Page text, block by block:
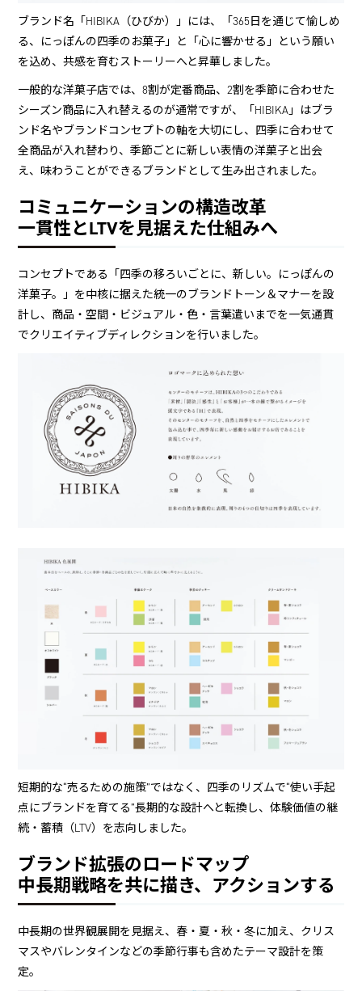
ブランド名「HIBIKA（ひびか）」には、「365日を通じて愉しめ
る、にっぽんの四季のお菓子」と「心に響かせる」という願い
を込め、共感を育むストーリーへと昇華しました。
一般的な洋菓子店では、8割が定番商品、2割を季節に合わせた
シーズン商品に入れ替えるのが通常ですが、「HIBIKA」はブラ
ンド名やブランドコンセプトの軸を大切にし、四季に合わせて
全商品が入れ替わり、季節ごとに新しい表情の洋菓子と出会
え、味わうことができるブランドとして生み出されました。
コミュニケーションの構造改革
一貫性とLTVを見据えた仕組みへ
コンセプトである「四季の移ろいごとに、新しい。にっぽんの
洋菓子。」を中核に据えた統一のブランドトーン＆マナーを設
計し、商品・空間・ビジュアル・色・言葉遣いまでを一気通貫
でクリエイティブディレクションを行いました。
短期的な“売るための施策”ではなく、四季のリズムで“使い手起
点にブランドを育てる”長期的な設計へと転換し、体験価値の継
続・蓄積（LTV）を志向しました。
ブランド拡張のロードマップ
中長期戦略を共に描き、アクションする
中長期の世界観展開を見据え、春・夏・秋・冬に加え、クリス
マスやバレンタインなどの季節行事も含めたテーマ設計を策
定。